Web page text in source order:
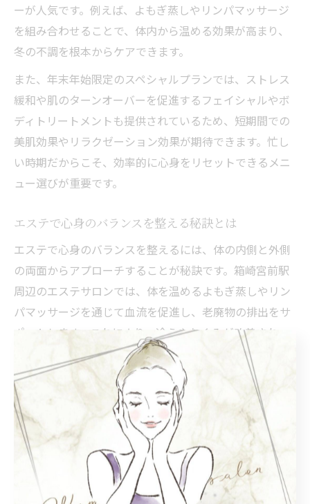
ーが人気です。例えば、よもぎ蒸しやリンパマッサージ
を組み合わせることで、体内から温める効果が高まり、
冬の不調を根本からケアできます。
また、年末年始限定のスペシャルプランでは、ストレス
緩和や肌のターンオーバーを促進するフェイシャルやボ
ディトリートメントも提供されているため、短期間での
美肌効果やリラクゼーション効果が期待できます。忙し
い時期だからこそ、効率的に心身をリセットできるメニ
ュー選びが重要です。
エステで心身のバランスを整える秘訣とは
エステで心身のバランスを整えるには、体の内側と外側
の両面からアプローチすることが秘訣です。箱崎宮前駅
周辺のエステサロンでは、体を温めるよもぎ蒸しやリン
パマッサージを通じて血流を促進し、老廃物の排出をサ
ポートします。これにより、冷えやむくみが改善され、
体調が整いやすくなります。
さらに、心のリラックスも大切で、静かな空間と香りの
演出でストレス軽減効果を高めています。専門スタッフ
による丁寧なカウンセリングで個々の体調や希望に合わ
せた施術を受けることができるため、心身ともにバラン
スが整い、年末年始の疲れを効果的にリセットできま